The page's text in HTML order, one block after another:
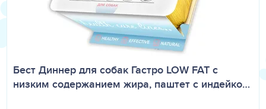
Бест Диннер для собак Гастро LOW FAT с
низким содержанием жира, паштет с индейко…